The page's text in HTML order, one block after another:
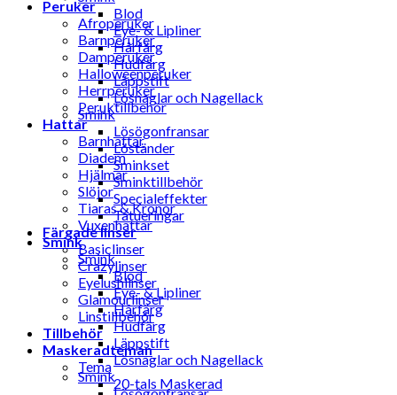
Blod
Eye- & Lipliner
Hårfärg
Hudfärg
Läppstift
Lösnaglar och Nagellack
Smink
Lösögonfransar
Löständer
Sminkset
Sminktillbehör
Specialeffekter
Tatueringar
Färgade linser
Basiclinser
Crazylinser
Eyelushlinser
Glamourlinser
Linstillbehör
Tillbehör
Maskeradteman
Tema
20-tals Maskerad
Peruker
Afroperuker
Barnperuker
Damperuker
Halloweenperuker
Herrperuker
Peruktillbehör
Hattar
Barnhattar
Diadem
Hjälmar
Slöjor
Tiaras & Kronor
Vuxenhattar
Smink
Smink
Blod
Eye- & Lipliner
Hårfärg
Hudfärg
Läppstift
Lösnaglar och Nagellack
Smink